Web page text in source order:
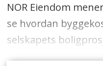
NOR Eiendom
se hvordan
selskapets